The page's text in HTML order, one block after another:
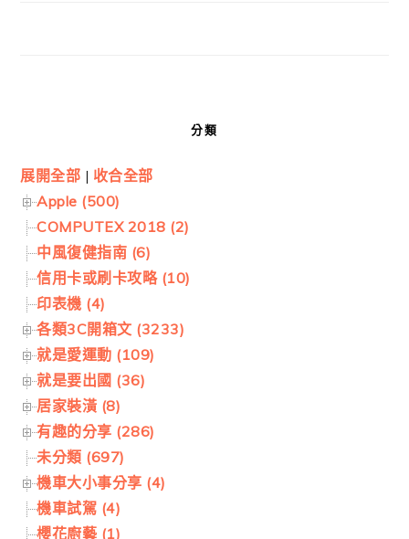
分類
展開全部 | 收合全部
Apple (500)
COMPUTEX 2018 (2)
中風復健指南 (6)
信用卡或刷卡攻略 (10)
印表機 (4)
各類3C開箱文 (3233)
就是愛運動 (109)
就是要出國 (36)
居家裝潢 (8)
有趣的分享 (286)
未分類 (697)
機車大小事分享 (4)
機車試駕 (4)
櫻花廚藝 (1)